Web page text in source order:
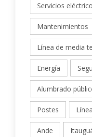
Servicios
Mantenimientos
Línea de media
Energía
Alumbrado
Postes
Ande